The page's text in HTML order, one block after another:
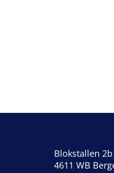
Blokstallen 2b
4611 WB